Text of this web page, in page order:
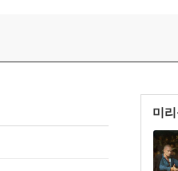
미